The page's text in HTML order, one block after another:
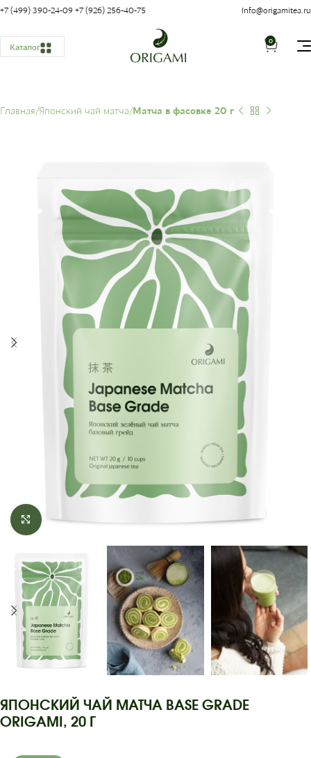
+7 (499) 390-24-09 +7 (926) 256-40-75 Info@origamitea.ru
Каталог
0
Главная Японский чай матча Матча в фасовке 20 г
Click to enlarge
ЯПОНСКИЙ ЧАЙ МАТЧА BASE GRADE
ORIGAMI, 20 Г